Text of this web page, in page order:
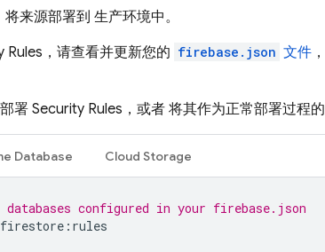
将来源部署到 生产环境中。
Rules ，请查看并更新您的 firebase.json 文件
署 Security Rules ，或者 将其作为正常部署过程
Database Cloud Storage
configured in your firebase.json
firestore : rules